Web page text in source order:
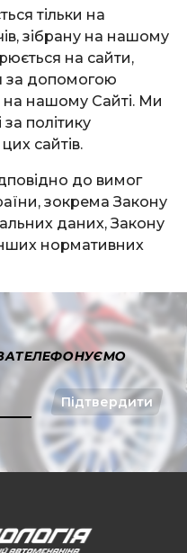
тільки на
зібрану на нашому
на сайти,
за допомогою
на нашому Сайті. Ми
політику
сайтів.
до вимог
зокрема Закону
даних, Закону
нормативних
Підтвердити